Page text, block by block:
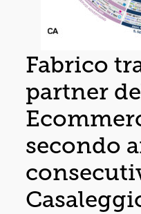
Fabrico
partner
secondo